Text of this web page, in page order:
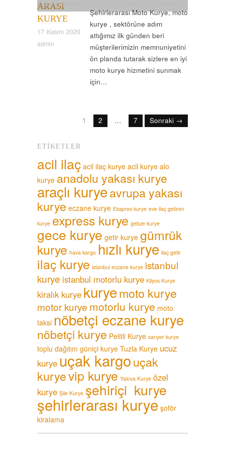
ARASI
KURYE
17 Kasım 2020
admin
İstanbul Moto Kurye
Kurye,Normal Kurye,Uçak Kurye,Vip Kurye
Şehirlerarası Moto Kurye, moto
kurye , sektörüne adım
attığımız ilk günden beri
müşterilerimizin memnuniyetini
ön planda tutarak sizlere en iyi
moto kurye hizmetini sunmak
için…
1 2 … 7 Sonraki →
ETIKETLER
acil ilaç acil ilaç kurye acil kurye alo
kurye anadolu yakası kurye
araçlı kuryeavrupa yakası
kurye eczane kurye Ekspres kurye eve ilaç getiren
kurye express kurye gebze kurye
gece kurye getir kurye gümrük
kurye hava kargo hızlı kurye ilaç getir
ilaç kurye istanbul eczane kurye istanbul
kurye istanbul motorlu kurye Kilyos Kurye
kiralık kurye kuryemoto kurye
motor kurye motorlu kurye moto
taksi nöbetçi eczane kurye
nöbetçi kurye Pelitli Kurye sarıyer kurye
toplu dağıtım güniçi kurye Tuzla Kurye ucuz
kurye uçak kargouçak
kuryevip kurye Yalova Kurye özel
kurye Şile Kurye şehiriçi kurye
şehirlerarası kurye şoför
kiralama